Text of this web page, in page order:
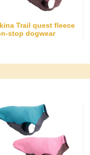
Trail quest fleece
stop dogwear